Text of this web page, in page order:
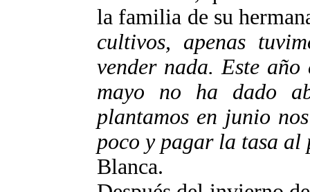
la familia de su
cultivos, apenas
vender nada. Este
mayo no ha dado
plantamos en junio
poco y pagar la tasa
Blanca.